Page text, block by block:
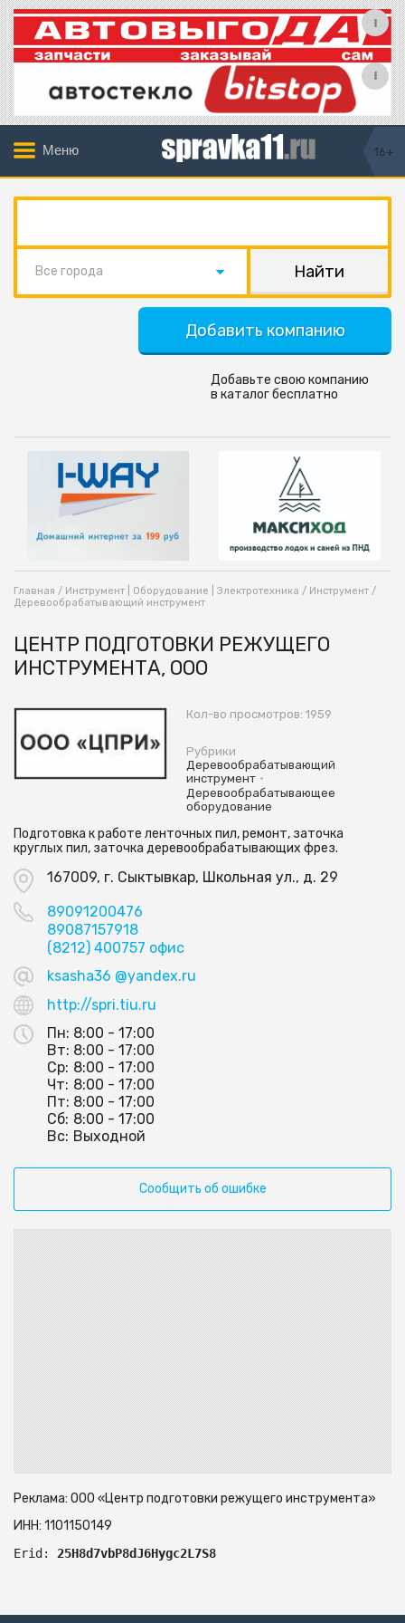
Меню 16+
Все города
Добавить компанию
Добавьте свою компанию
в каталог бесплатно
Главная / Инструмент | Оборудование | Электротехника / Инструмент /
Деревообрабатывающий инструмент
ЦЕНТР ПОДГОТОВКИ РЕЖУЩЕГО
ИНСТРУМЕНТА, ООО
Кол-во просмотров: 1959
Рубрики
Деревообрабатывающий
инструмент •
Деревообрабатывающее
оборудование
Подготовка к работе ленточных пил, ремонт, заточка
круглых пил, заточка деревообрабатывающих фрез.
167009, г. Сыктывкар, Школьная ул., д. 29
89091200476
89087157918
(8212) 400757 офис
ksasha36 @yandex.ru
http://spri.tiu.ru
Пн: 8:00 - 17:00
Вт: 8:00 - 17:00
Ср: 8:00 - 17:00
Чт: 8:00 - 17:00
Пт: 8:00 - 17:00
Сб: 8:00 - 17:00
Вс: Выходной
Сообщить об ошибке
Реклама: ООО «Центр подготовки режущего инструмента»
ИНН: 1101150149
Erid: 25H8d7vbP8dJ6Hygc2L7S8